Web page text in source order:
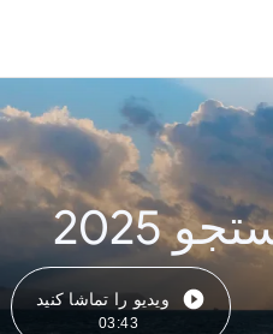
2025
ویدیو را تماشا کنید
03:43